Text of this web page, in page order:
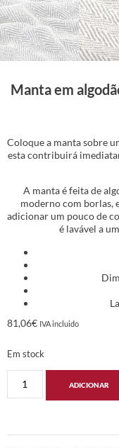
Manta em
Coloque a manta sobre
esta contribuirá
A manta é feita de
moderno com borlas,
adicionar um pouco de
é lavável a
81,06€ IVA incluido
Em stock
ADICIONAR